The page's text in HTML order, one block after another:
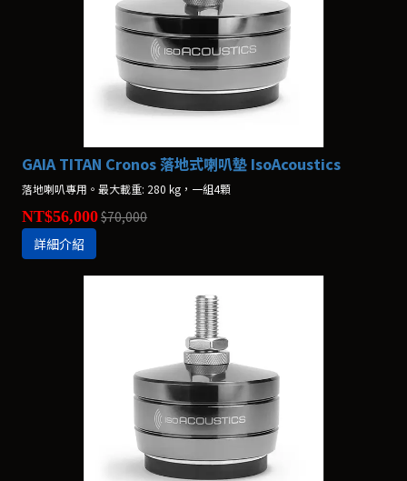
GAIA TITAN Cronos 落地式喇叭墊 IsoAcoustics
落地喇叭專用。最大載重: 280 kg，一組4顆
NT$56,000$70,000
詳細介紹